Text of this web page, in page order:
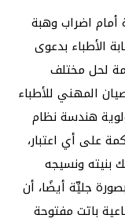
أمام اضراب وهبة
الأطباء بدعوى
لحل مختلف
المهني للأطباء
هندسة نظام
على أي اعتبار،
ونسيجه
جليِّة أيضًا، أن
باتت مفتوحة